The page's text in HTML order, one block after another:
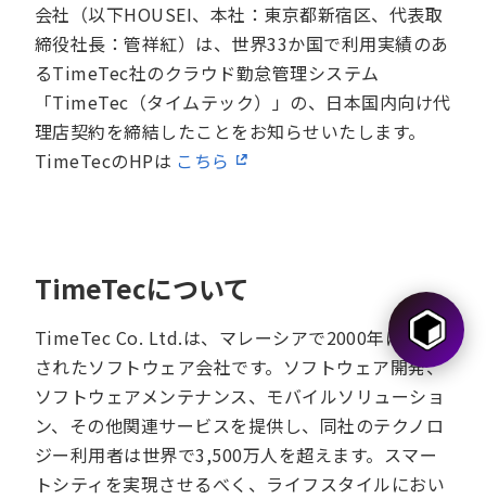
会社（以下HOUSEI、本社：東京都新宿区、代表取
締役社長：管祥紅）は、世界33か国で利用実績のあ
るTimeTec社のクラウド勤怠管理システム
「TimeTec（タイムテック）」の、日本国内向け代
理店契約を締結したことをお知らせいたします。
TimeTecのHPは こちら
TimeTecについて
TimeTec Co. Ltd.は、マレーシアで2000年に設立
されたソフトウェア会社です。ソフトウェア開発、
ソフトウェアメンテナンス、モバイルソリューショ
ン、その他関連サービスを提供し、同社のテクノロ
ジー利用者は世界で3,500万人を超えます。スマー
トシティを実現させるべく、ライフスタイルにおい